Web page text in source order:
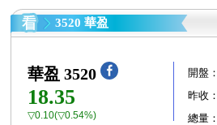
3520 華盈
華盈 3520
18.35
▽0.10(▽0.54%)
開盤：
昨收：
總量：